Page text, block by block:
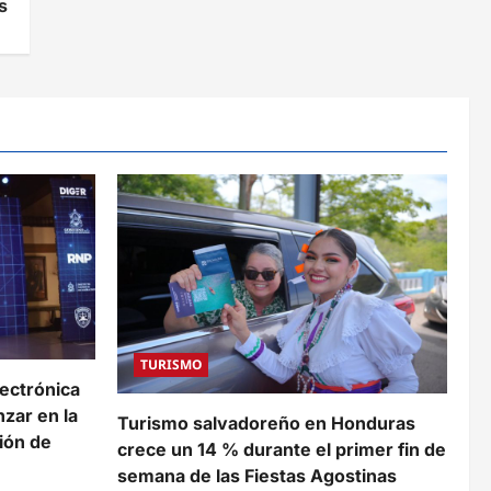
en la
de
TURISMO
Turismo salvadoreño en Honduras
crece un 14 % durante el primer fin de
semana de las Fiestas Agostinas